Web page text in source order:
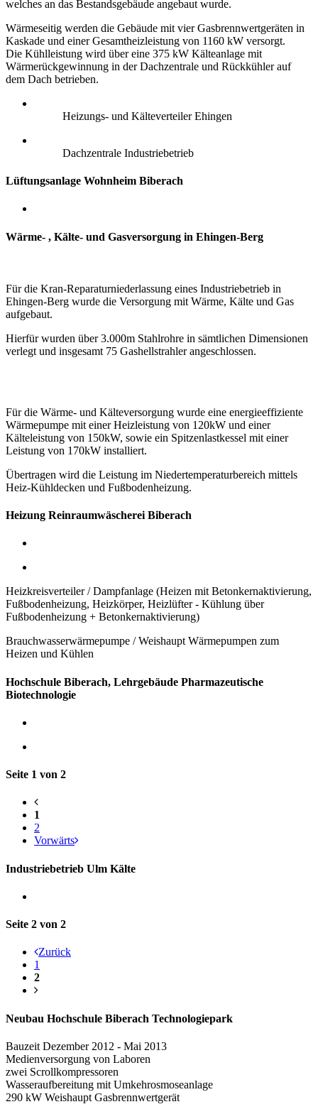
welches an das Bestandsgebäude angebaut wurde.
Wärmeseitig werden die Gebäude mit vier Gasbrennwertgeräten in
Kaskade und einer Gesamtheizleistung von 1160 kW versorgt.
Die Kühlleistung wird über eine 375 kW Kälteanlage mit
Wärmerückgewinnung in der Dachzentrale und Rückkühler auf
dem Dach betrieben.
Heizungs- und Kälteverteiler Ehingen
Dachzentrale Industriebetrieb
Lüftungsanlage Wohnheim Biberach
Wärme- , Kälte- und Gasversorgung in Ehingen-Berg
Für die Kran-Reparaturniederlassung eines Industriebetrieb in
Ehingen-Berg wurde die Versorgung mit Wärme, Kälte und Gas
aufgebaut.
Hierfür wurden über 3.000m Stahlrohre in sämtlichen Dimensionen
verlegt und insgesamt 75 Gashellstrahler angeschlossen.
Für die Wärme- und Kälteversorgung wurde eine energieeffiziente
Wärmepumpe mit einer Heizleistung von 120kW und einer
Kälteleistung von 150kW, sowie ein Spitzenlastkessel mit einer
Leistung von 170kW installiert.
Übertragen wird die Leistung im Niedertemperaturbereich mittels
Heiz-Kühldecken und Fußbodenheizung.
Heizung Reinraumwäscherei Biberach
Heizkreisverteiler / Dampfanlage (Heizen mit Betonkernaktivierung,
Fußbodenheizung, Heizkörper, Heizlüfter - Kühlung über
Fußbodenheizung + Betonkernaktivierung)
Brauchwasserwärmepumpe / Weishaupt Wärmepumpen zum
Heizen und Kühlen
Hochschule Biberach, Lehrgebäude Pharmazeutische
Biotechnologie
Seite 1 von 2
1
2
Vorwärts
Industriebetrieb Ulm Kälte
Seite 2 von 2
Zurück
1
2
Neubau Hochschule Biberach Technologiepark
Bauzeit Dezember 2012 - Mai 2013
Medienversorgung von Laboren
zwei Scrollkompressoren
Wasseraufbereitung mit Umkehrosmoseanlage
290 kW Weishaupt Gasbrennwertgerät